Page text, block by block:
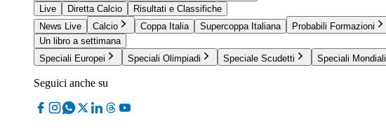
Live
Diretta Calcio
Risultati e Classifiche
News Live
Calcio Coppa Italia Supercoppa Italiana Probabili Formazioni
Un libro a settimana
Speciali Europei
Speciali Olimpiadi Speciale Scudetti Speciali Mondiali
Seguici anche su